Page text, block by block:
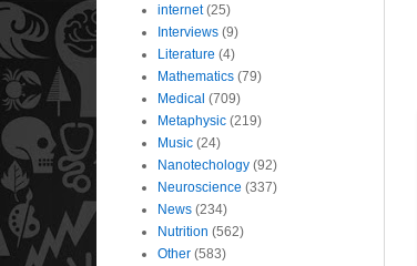
internet (25)
Interviews (9)
Literature (4)
Mathematics (79)
Medical (709)
Metaphysic (219)
Music (24)
Nanotechology (92)
Neuroscience (337)
News (234)
Nutrition (562)
Other (583)